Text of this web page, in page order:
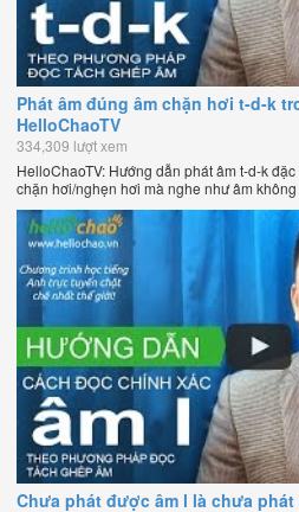
Phát âm đúng âm chặn hơi t-d-k
HelloChaoTV
334,309 lượt xem
HelloChaoTV: Hướng dẫn phát âm t-d-k
chặn hơi/nghẹn hơi mà nghe như âm
chúng nằm ở cuối từ. Hướng dẫn của thầy
lập HelloChao.vn - Chương trình dạy tiếng
thế giới.
Chưa phát được âm l là chưa